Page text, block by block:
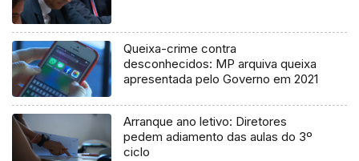
Queixa-crime contra
desconhecidos: MP arquiva queixa
apresentada pelo Governo em 2021
Arranque ano letivo: Diretores
pedem adiamento das aulas do 3º
ciclo